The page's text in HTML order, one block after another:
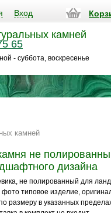
Вход
камней
65
- суббота, воскресенье
камней
не
дизайна
не полированный для
типовое изделие,
размеру в указанных